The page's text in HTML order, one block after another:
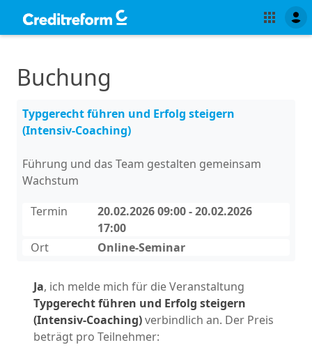
Buchung
Typgerecht führen und Erfolg steigern
(Intensiv-Coaching)
Führung und das Team gestalten gemeinsam
Wachstum
Termin
20.02.2026 09:00 - 20.02.2026
17:00
Ort
Online-Seminar
Ja, ich melde mich für die Veranstaltung
Typgerecht führen und Erfolg steigern
(Intensiv-Coaching)verbindlich an. Der Preis
beträgt pro Teilnehmer: